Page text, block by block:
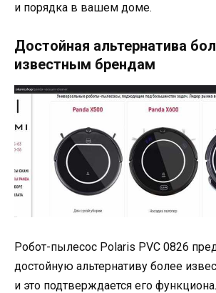
и порядка в вашем доме.
Достойная альтернатива
известным брендам
Робот-пылесос Polaris PVC 0826
достойную альтернативу более
и это подтверждается его